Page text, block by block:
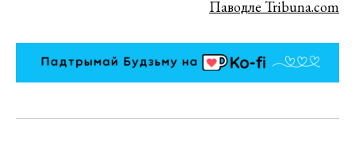
Паводле Tribuna.com